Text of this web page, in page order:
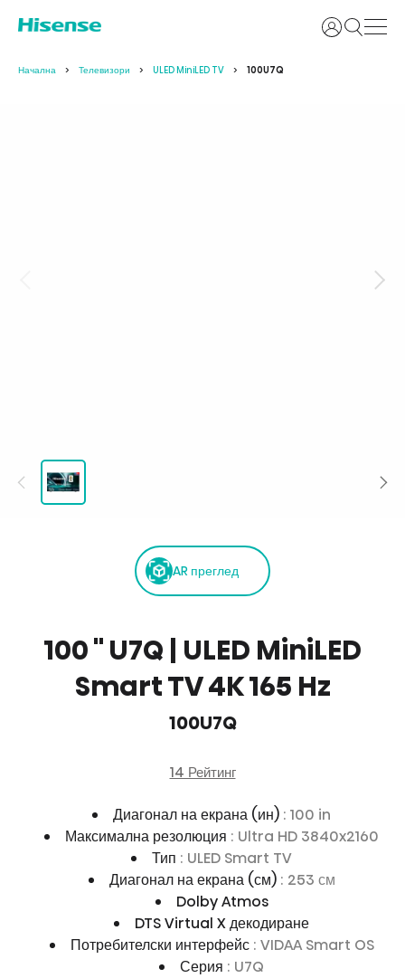
Вход
Начална Телевизори ULED MiniLED TV 100U7Q
AR преглед
100 '' U7Q | ULED MiniLED
Smart TV 4K 165 Hz
100U7Q
14 Рейтинг
Диагонал на екрана (ин) : 100 in
Максимална резолюция : Ultra HD 3840x2160
Тип : ULED Smart TV
Диагонал на екрана (см) : 253 см
Dolby Atmos
DTS Virtual X декодиране
Потребителски интерфейс : VIDAA Smart OS
Серия : U7Q